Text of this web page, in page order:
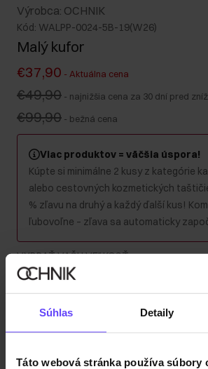
Súhlas Detaily
Táto webová stránka používa súbory
Výrobca: OCHNIK
Kód: WALPP-0024-5B-19(W26)
Malý kufor
€37,90 - Aktuálna cena
€49,90 - najnižšia cena za 30 dní pred
€99,90 - bežná cena
Viac produktov = väčšia úspora!
Kúpte si minimálne 2 kusy z kategórie
alebo cestovných kozmetických
% zľavu na druhý a každý ďalší kus!
ľubovoľne – zľava sa automaticky
VYBRAŤ VAŠU VEĽKOSŤ:
Malý Stredný Veľký Súprava